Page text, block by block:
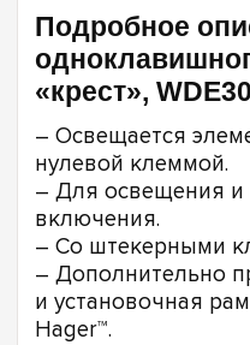
Подробное
«крест»,
– Освещается
нулевой клеммой.
– Для освещения и
включения.
– Со штекерными
– Дополнительно
и установочная
Hager™.